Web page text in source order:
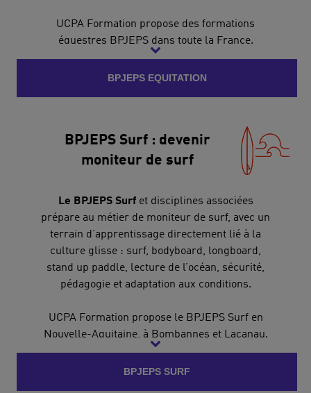
UCPA Formation propose des formations
équestres BPJEPS dans toute la France.
BPJEPS EQUITATION
BPJEPS Surf : devenir
moniteur de surf
Le BPJEPS Surfet disciplines associées
prépare au métier de moniteur de surf, avec un
terrain d’apprentissage directement lié à la
culture glisse : surf, bodyboard, longboard,
stand up paddle, lecture de l’océan, sécurité,
pédagogie et adaptation aux conditions.
UCPA Formation propose le BPJEPS Surf en
Nouvelle-Aquitaine, à Bombannes et Lacanau.
BPJEPS SURF